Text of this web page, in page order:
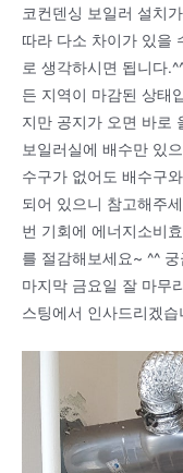
코컨덴싱 보일러 설치
따라 다소 차이가 있을
로 생각하시면 됩니다
든 지역이 마감된 상태
지만 공지가 오면 바로
보일러실에 배수만 있
수구가 없어도 배수구
되어 있으니 참고해주
번 기회에 에너지소비
를 절감해보세요~ ^^
마지막 금요일 잘 마무
스팅에서 인사드리겠